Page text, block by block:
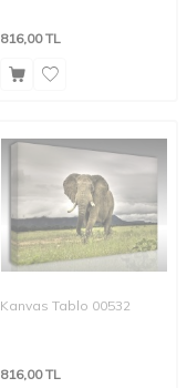
816,00TL
Kanvas Tablo 00532
816,00TL